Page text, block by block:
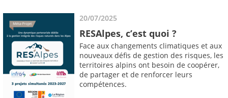
20/07/2025
RESAlpes, c’est quoi ?
Face aux changements climatiques et aux
nouveaux défis de gestion des risques, les
territoires alpins ont besoin de coopérer,
de partager et de renforcer leurs
compétences.